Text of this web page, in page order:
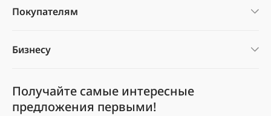
Покупателям
Бизнесу
Получайте самые интересные
предложения первыми!